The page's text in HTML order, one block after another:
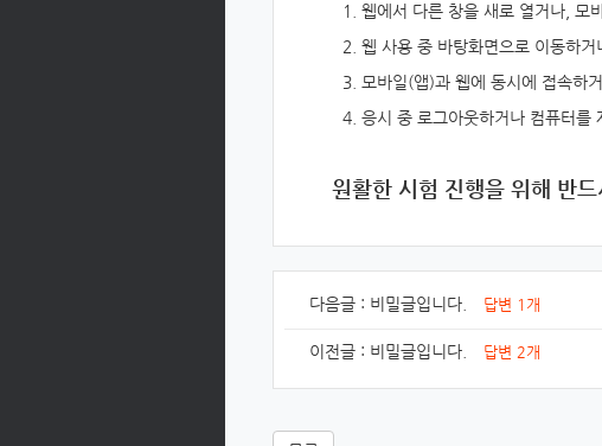
웹에서 다른 창을 새로 열거나, 모
웹 사용 중 바탕화면으로 이동하
모바일(앱)과 웹에 동시에 접속하
응시 중 로그아웃하거나 컴퓨터를
원활한 시험 진행을 위해 반
다음글 : 비밀글입니다. 답변 1개
이전글 : 비밀글입니다. 답변 2개